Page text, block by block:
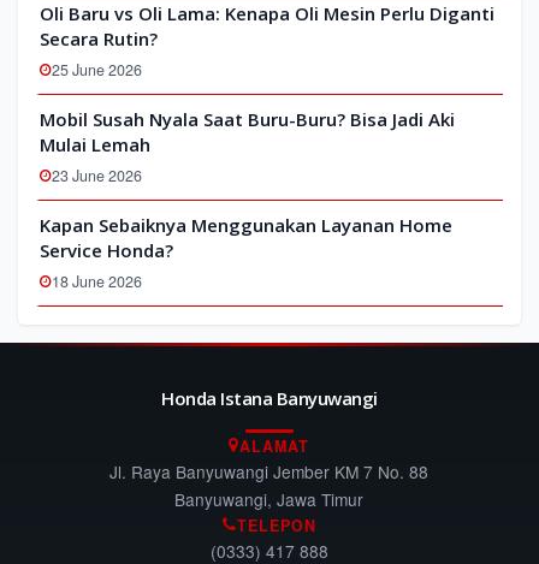
Oli Baru vs Oli Lama: Kenapa Oli Mesin Perlu Diganti
Secara Rutin?
25 June 2026
Mobil Susah Nyala Saat Buru-Buru? Bisa Jadi Aki
Mulai Lemah
23 June 2026
Kapan Sebaiknya Menggunakan Layanan Home
Service Honda?
18 June 2026
Honda Istana Banyuwangi
ALAMAT
Jl. Raya Banyuwangi Jember KM 7 No. 88
Banyuwangi, Jawa Timur
TELEPON
(0333) 417 888